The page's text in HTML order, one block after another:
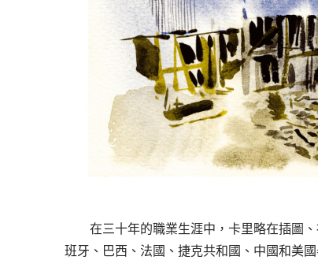
在三十年的職業生涯中，卡里略在插圖
班牙、巴西、法國、捷克共和國、中國和美